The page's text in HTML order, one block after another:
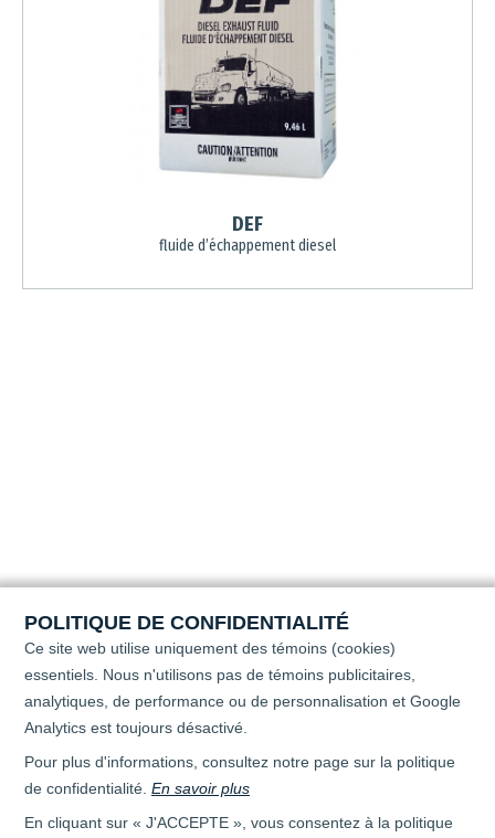
DEF
fluide d’échappement diesel
POLITIQUE DE CONFIDENTIALITÉ
Ce site web utilise uniquement des témoins (cookies)
essentiels. Nous n'utilisons pas de témoins publicitaires,
analytiques, de performance ou de personnalisation et Google
Analytics est toujours désactivé.
Pour plus d'informations, consultez notre page sur la politique
de confidentialité. En savoir plus
En cliquant sur « J'ACCEPTE », vous consentez à la politique